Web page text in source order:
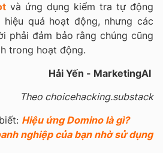
và ứng dụng kiểm tra tự động
quả hoạt động, nhưng các
phải đảm bảo rằng chúng cũng
trong hoạt động.
Hải Yến - MarketingAI
Theo choicehacking.substack
Hiệu ứng Domino là gì?
nghiệp của bạn nhờ sử dụng